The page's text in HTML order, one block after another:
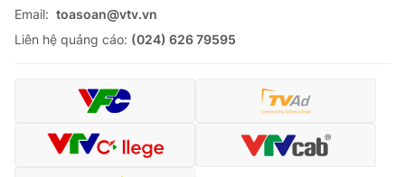
Emagazine Podcast
Video Shorts video
Email: toasoan@vtv.vn
Liên hệ quảng cáo: (024) 626 79595